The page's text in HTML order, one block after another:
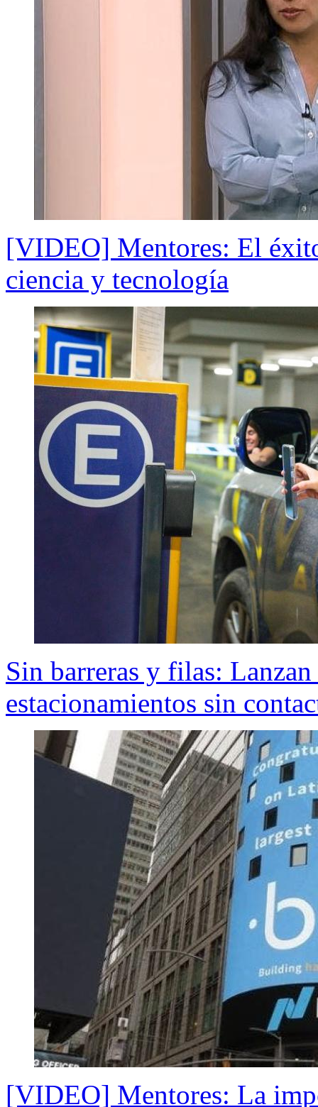
[VIDEO] Mentores: El
ciencia y tecnología
Sin barreras y filas:
estacionamientos sin
[VIDEO] Mentores: La